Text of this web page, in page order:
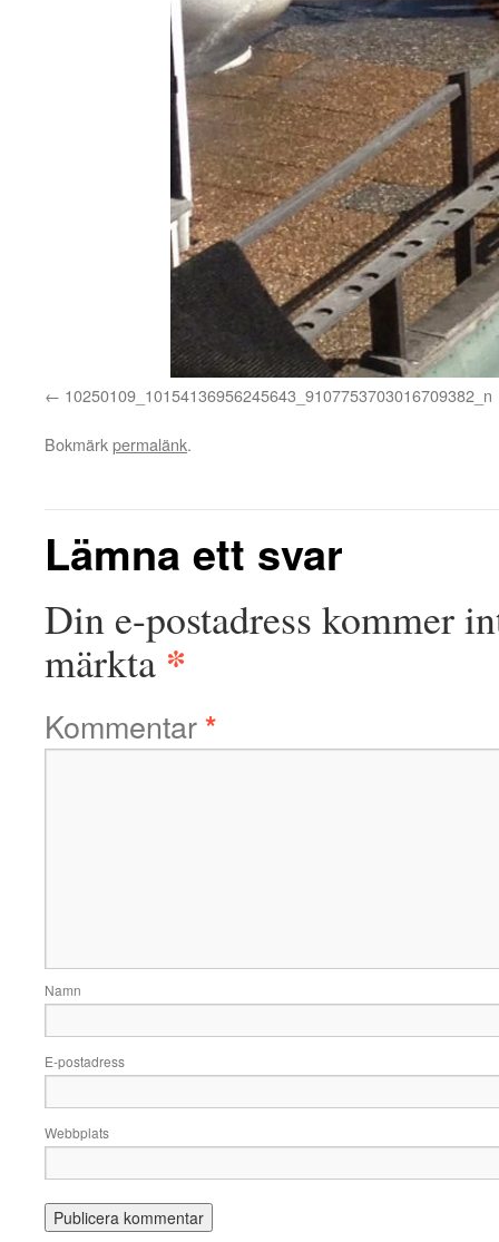
10250109_10154136956245643_9107753703016709382_n
Bokmärkpermalänk.
Lämna ett svar
Din e-postadress kommer
märkta *
Kommentar*
Namn
E-postadress
Webbplats